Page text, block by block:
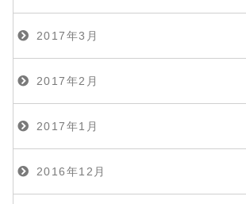
2017年3月
2017年2月
2017年1月
2016年12月